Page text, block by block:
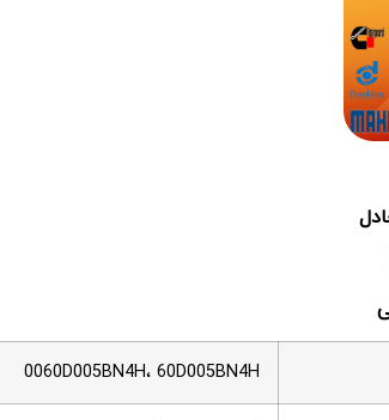
0060D005BN4H، 60D005BN4H